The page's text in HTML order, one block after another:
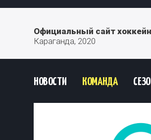
Официальный сайт
Караганда, 2020
НОВОСТИ КОМАНДА